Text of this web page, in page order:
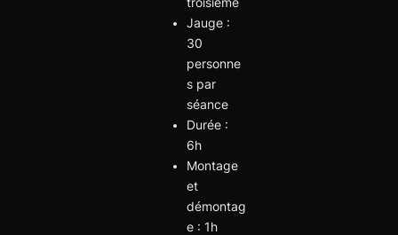
Jauge :
30
personne
s par
séance
Durée :
6h
Montage
et
démontag
e : 1h